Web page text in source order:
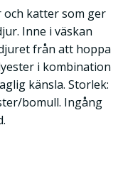
och katter som ger
Inne i väskan
från att hoppa
i kombination
känsla. Storlek:
bomull. Ingång